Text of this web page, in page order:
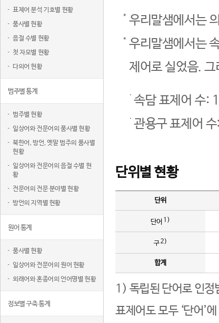
표제어 분석 기호별 현황
품사별 현황
음절 수별 현황
첫 자모별 현황
다의어 현황
범주별 통계
범주별 현황
일상어와 전문어의 품사별 현황
북한어, 방언, 옛말 범주의 품사별
현황
일상어와 전문어의 음절 수별 현
황
전문어의 전문 분야별 현황
방언의 지역별 현황
원어 통계
품사별 현황
일상어와 전문어의 원어 현황
외래어와 혼종어의 언어명별 현황
정보별 구축 통계
우리말샘에서는
우리말샘에서는
제어로 실었음.
속담 표제어 수:
관용구 표제어
단위별 현황
단위
단어 1)
구2)
합계
1) 독립된 단어로 인정
표제어도 모두 ‘단어’